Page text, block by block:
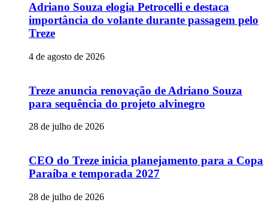
Adriano Souza elogia Petrocelli e destaca
importância do volante durante passagem pelo
Treze
4 de agosto de 2026
Treze anuncia renovação de Adriano Souza
para sequência do projeto alvinegro
28 de julho de 2026
CEO do Treze inicia planejamento para a Copa
Paraíba e temporada 2027
28 de julho de 2026